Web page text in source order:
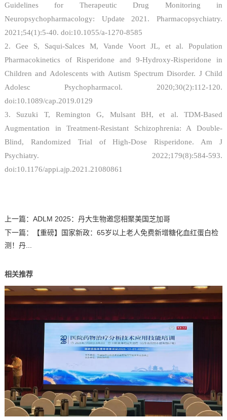
Guidelines for Therapeutic Drug Monitoring in
Neuropsychopharmacology: Update 2021. Pharmacopsychiatry.
2021;54(1):5-40. doi:10.1055/a-1270-8585
2. Gee S, Saqui-Salces M, Vande Voort JL, et al. Population
Pharmacokinetics of Risperidone and 9-Hydroxy-Risperidone in
Children and Adolescents with Autism Spectrum Disorder. J Child
Adolesc Psychopharmacol. 2020;30(2):112-120.
doi:10.1089/cap.2019.0129
3. Suzuki T, Remington G, Mulsant BH, et al. TDM-Based
Augmentation in Treatment-Resistant Schizophrenia: A Double-
Blind, Randomized Trial of High-Dose Risperidone. Am J
Psychiatry. 2022;179(8):584-593.
doi:10.1176/appi.ajp.2021.21080861
上一篇： ADLM 2025：丹大生物邀您相聚美国芝加哥
下一篇：
【重磅】国家新政：65岁以上老人免费新增糖化血红蛋白检
测！丹...
相关推荐